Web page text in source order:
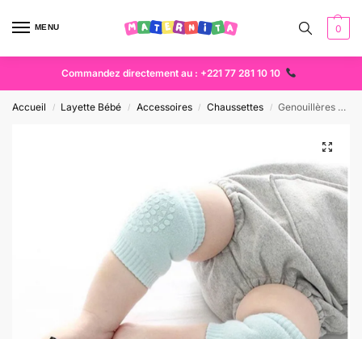
MENU 0
Commandez directement au : +221 77 281 10 10
Accueil / Layette Bébé / Accessoires / Chaussettes / Genouillères bébé antidérapantes – Protection & Apprentissage (0-24 mois) Dakar